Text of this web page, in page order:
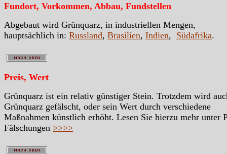
Fundort, Vorkommen, Abbau, Fundstellen
Abgebaut wird Grünquarz, in industriellen Mengen,
hauptsächlich in: Russland, Brasilien, Indien, Südafrika.
Preis, Wert
Grünquarz ist ein relativ günstiger Stein. Trotzdem wird
Grünquarz gefälscht, oder sein Wert durch verschiedene
Maßnahmen künstlich erhöht. Lesen Sie hierzu mehr unter
Fälschungen >>>>